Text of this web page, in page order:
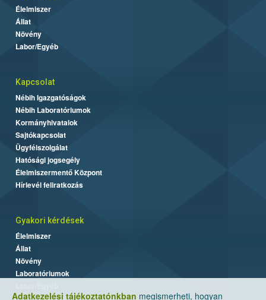
Adatkezelési tájékoztatónkban megismerheti, hogyan
Élelmiszer
Állat
Növény
Labor/Egyéb
Kapcsolat
Nébih Igazgatóságok
Nébih Laboratóriumok
Kormányhivatalok
Sajtókapcsolat
Ügyfélszolgálat
Hatósági jogsegély
Élelmiszermentő Központ
Hírlevél feliratkozás
Gyakori kérdések
Élelmiszer
Állat
Növény
Laboratóriumok